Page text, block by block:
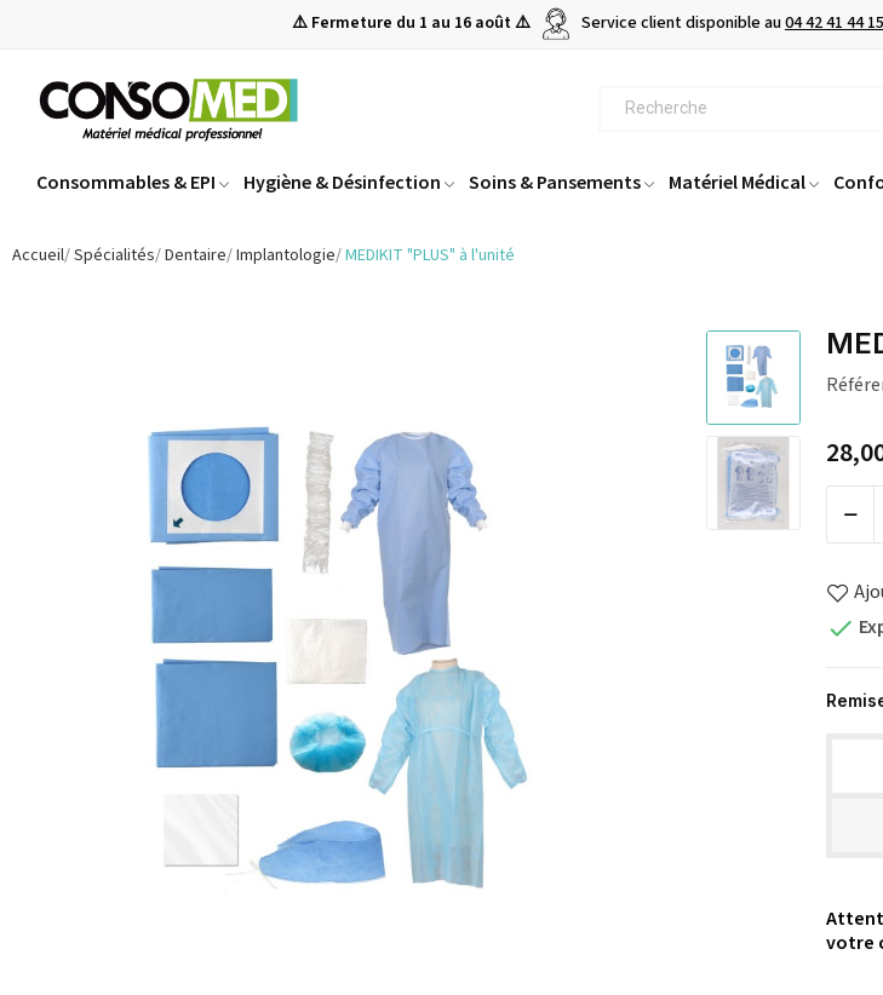
⚠️ Fermeture du 1 au 16 août ⚠️ Service client disponible au04 42 41 44 15
Consommables & EPI Hygiène & Désinfection Soins & Pansements Matériel Médical
Accueil Spécialités Dentaire Implantologie MEDIKIT "PLUS" à l'unité

votre